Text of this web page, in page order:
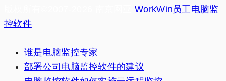
WorkWin员工电脑监
控软件
谁是电脑监控专家
部署公司电脑监控软件的建议